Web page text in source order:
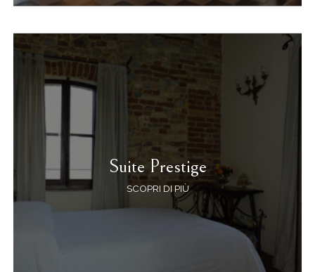
Suite Prestige
SCOPRI DI PIÙ